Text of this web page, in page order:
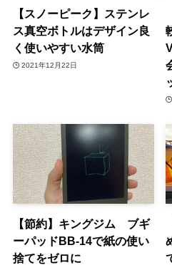
【スノーピーク】ステンレ
ス真空ボトルはデザイン良
く使いやすい水筒
2021年12月22日
【節約】キングジム ブギ
ーパッドBB-14で紙の使い
捨てをゼロに